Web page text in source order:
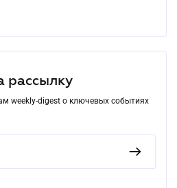
рассылку
weekly-digest о ключевых событиях